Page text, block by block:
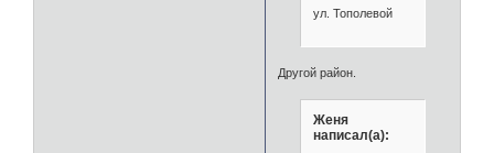
ул. Тополевой
Другой район.
Женя
написал(а):